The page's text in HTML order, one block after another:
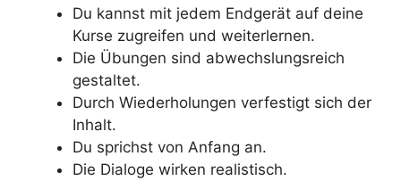
Du kannst mit jedem Endgerät auf deine
Kurse zugreifen und weiterlernen.
Die Übungen sind abwechslungsreich
gestaltet.
Durch Wiederholungen verfestigt sich der
Inhalt.
Du sprichst von Anfang an.
Die Dialoge wirken realistisch.